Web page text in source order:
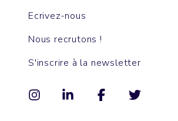
Ecrivez-nous
Nous recrutons !
S'inscrire à la newsletter